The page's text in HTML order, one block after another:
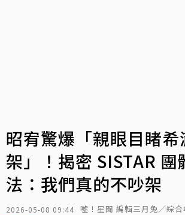
昭宥驚爆「親眼目睹希
架」！揭密 SISTAR 團
法：我們真的不吵架
2026-05-08 09:44 噓！星聞 編輯三月兔／綜合